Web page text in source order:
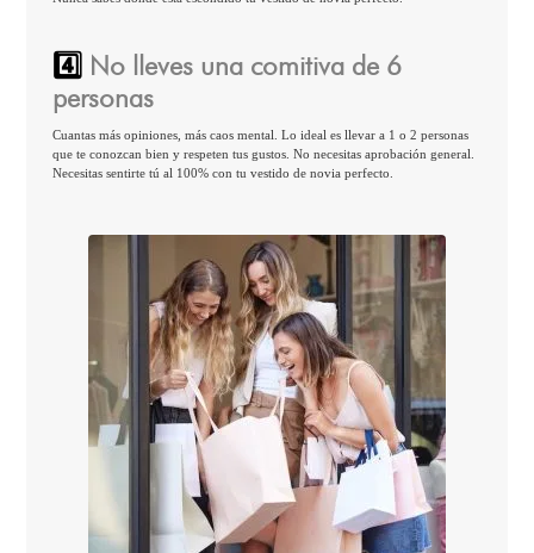
4️⃣ No lleves una comitiva de 6
personas
Cuantas más opiniones, más caos mental. Lo ideal es llevar a 1 o 2 personas
que te conozcan bien y respeten tus gustos. No necesitas aprobación general.
Necesitas sentirte tú al 100% con tu vestido de novia perfecto.